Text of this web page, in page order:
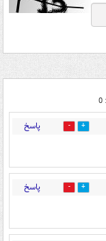
0 پاسخ
0 پاسخ